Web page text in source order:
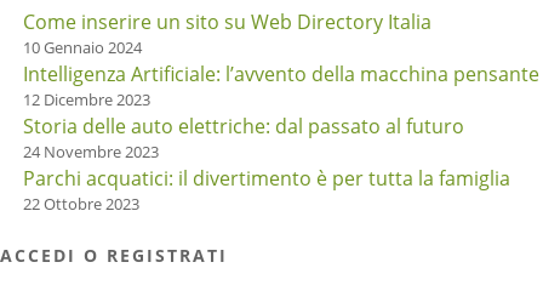
Come inserire un sito su Web Directory Italia
10 Gennaio 2024
Intelligenza Artificiale: l’avvento della macchina pensante
12 Dicembre 2023
Storia delle auto elettriche: dal passato al futuro
24 Novembre 2023
Parchi acquatici: il divertimento è per tutta la famiglia
22 Ottobre 2023
ACCEDI O REGISTRATI